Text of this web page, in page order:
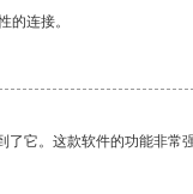
的连接。
它。这款软件的功能非